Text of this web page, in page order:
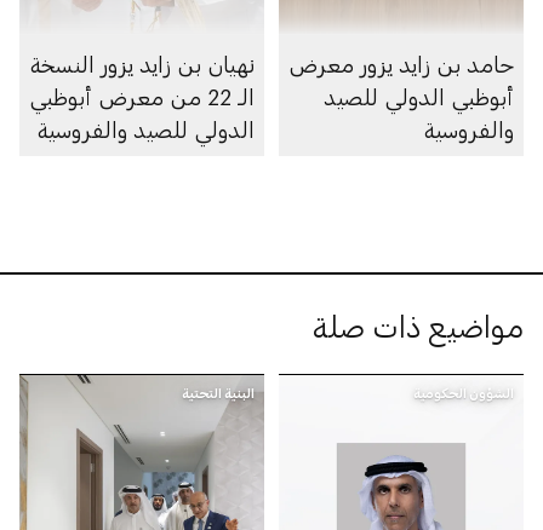
حامد بن زايد يزور معرض
أبوظبي الدولي للصيد
والفروسية
نهيان بن زايد يزور النسخة
الـ 22 من معرض أبوظبي
الدولي للصيد والفروسية
مواضيع ذات صلة
الشؤون الحكومية البنية التحتية